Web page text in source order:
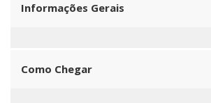
Informações Gerais
Como Chegar